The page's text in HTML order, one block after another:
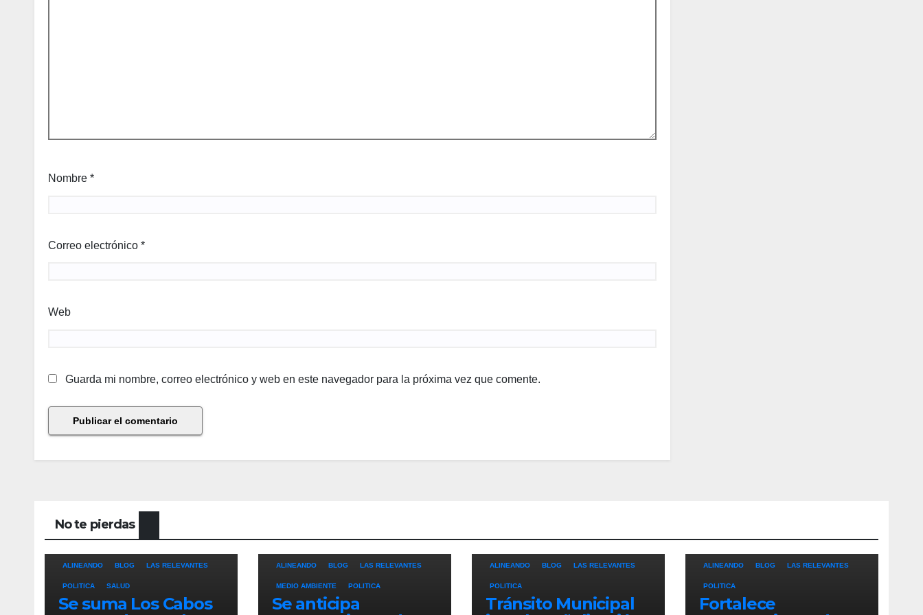
Nombre *
Correo electrónico *
Web
Guarda mi nombre, correo electrónico y web en este navegador para la próxima vez que comente.
No te pierdas
ALINEANDO BLOG LAS RELEVANTES
POLITICA SALUD
Se suma Los Cabos
ALINEANDO BLOG LAS RELEVANTES
MEDIO AMBIENTE POLITICA
Se anticipa
ALINEANDO BLOG LAS RELEVANTES
POLITICA
Tránsito Municipal
ALINEANDO BLOG LAS RELEVANTES
POLITICA
Fortalece